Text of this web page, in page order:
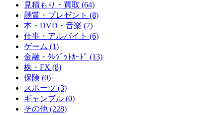
見積もり・買取 (64)
懸賞・プレゼント (8)
本・DVD・音楽 (7)
仕事・アルバイト (6)
ゲーム (1)
金融・ｸﾚｼﾞｯﾄｶｰﾄﾞ (13)
株・FX (8)
保険 (0)
スポーツ (3)
ギャンブル (0)
その他 (228)